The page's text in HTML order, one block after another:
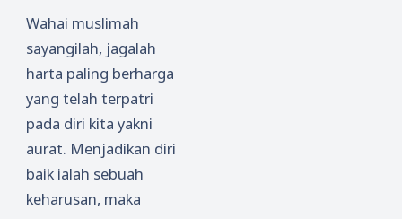
Wahai muslimah
sayangilah, jagalah
harta paling berharga
yang telah terpatri
pada diri kita yakni
aurat. Menjadikan diri
baik ialah sebuah
keharusan, maka